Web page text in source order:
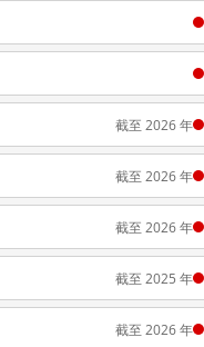
截至 2026 年
截至 2026 年
截至 2026 年
截至 2025 年
截至 2026 年